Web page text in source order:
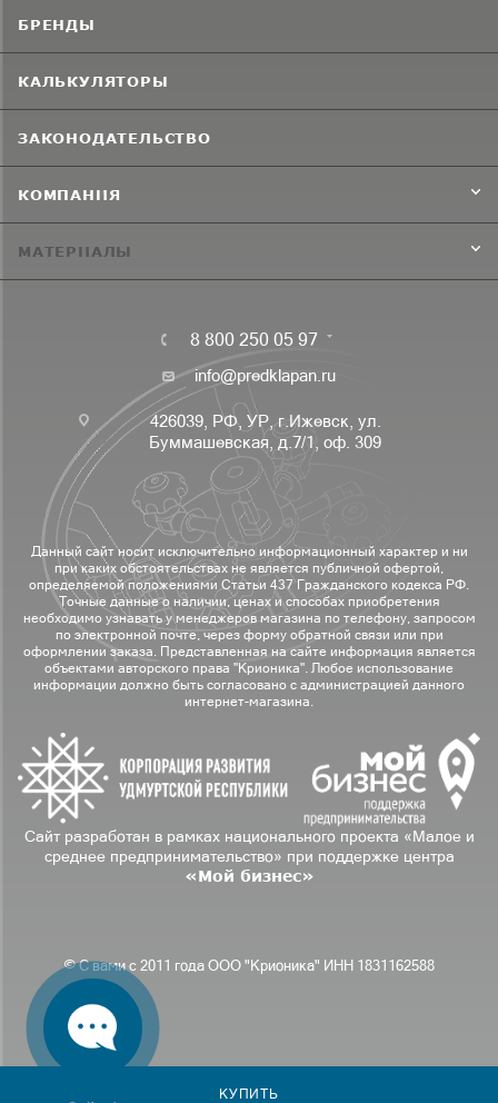
КУПИТЬ
БРЕНДЫ
КАЛЬКУЛЯТОРЫ
ЗАКОНОДАТЕЛЬСТВО
КОМПАНИЯ
МАТЕРИАЛЫ
8 800 250 05 97
info@predklapan.ru
426039, РФ, УР, г.Ижевск, ул.
Буммашевская, д.7/1, оф. 309
Данный сайт носит исключительно информационный характер и ни
при каких обстоятельствах не является публичной офертой,
определяемой положениями Статьи 437 Гражданского кодекса РФ.
Точные данные о наличии, ценах и способах приобретения
необходимо узнавать у менеджеров магазина по телефону, запросом
по электронной почте, через форму обратной связи или при
оформлении заказа. Представленная на сайте информация является
объектами авторского права "Крионика". Любое использование
информации должно быть согласовано с администрацией данного
интернет-магазина.
Сайт разработан в рамках национального проекта «Малое и
среднее предпринимательство» при поддержке центра
«Мой бизнес»
© С вами с 2011 года ООО "Крионика" ИНН 1831162588